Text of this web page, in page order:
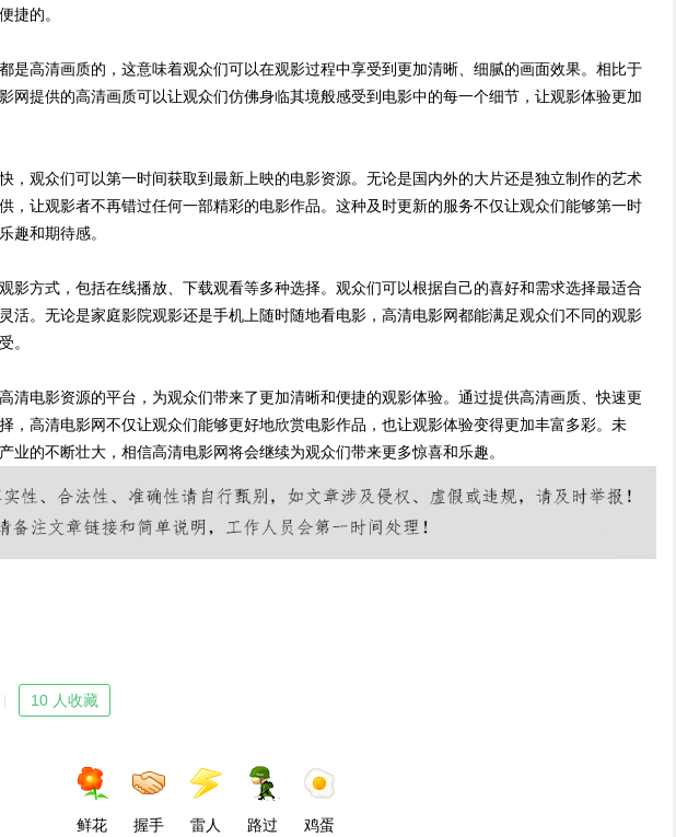
捷的。
是高清画质的，这意味着观众们可以在观影过程中享受到更加清晰、细腻的画面效果。相比于
网提供的高清画质可以让观众们仿佛身临其境般感受到电影中的每一个细节，让观影体验更加
，观众们可以第一时间获取到最新上映的电影资源。无论是国内外的大片还是独立制作的艺术
，让观影者不再错过任何一部精彩的电影作品。这种及时更新的服务不仅让观众们能够第一时
趣和期待感。
影方式，包括在线播放、下载观看等多种选择。观众们可以根据自己的喜好和需求选择最适合
活。无论是家庭影院观影还是手机上随时随地看电影，高清电影网都能满足观众们不同的观影
。
清电影资源的平台，为观众们带来了更加清晰和便捷的观影体验。通过提供高清画质、快速更
，高清电影网不仅让观众们能够更好地欣赏电影作品，也让观影体验变得更加丰富多彩。未
业的不断壮大，相信高清电影网将会继续为观众们带来更多惊喜和乐趣。
10 人收藏
鲜花 握手 雷人 路过 鸡蛋